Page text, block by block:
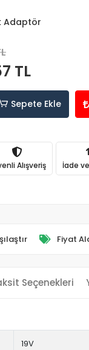
Adaptör
TL
Sepete Ekle
Alışveriş İade
Fiyat
Seçenekleri
19V